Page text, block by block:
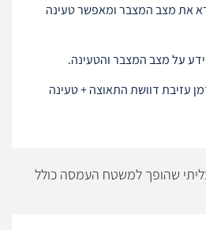
את מצב המצבר ומאפשר טעינה
על מצב המצבר והטעינה.
עזיבת דוושת התאוצה + טעינה
שהופך למשטח העמסה כולל